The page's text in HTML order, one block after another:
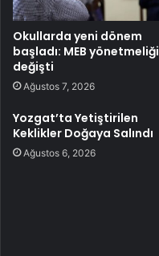
Okullarda yeni dönem
başladı: MEB yönetmeliği
değişti
Ağustos 7, 2026
Yozgat’ta Yetiştirilen
Keklikler Doğaya Salındı
Ağustos 6, 2026